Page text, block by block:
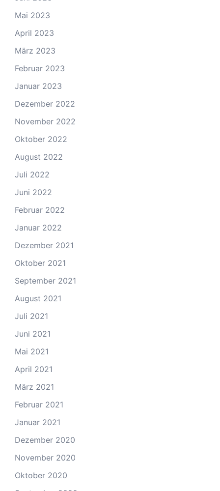
Mai 2023
April 2023
März 2023
Februar 2023
Januar 2023
Dezember 2022
November 2022
Oktober 2022
August 2022
Juli 2022
Juni 2022
Februar 2022
Januar 2022
Dezember 2021
Oktober 2021
September 2021
August 2021
Juli 2021
Juni 2021
Mai 2021
April 2021
März 2021
Februar 2021
Januar 2021
Dezember 2020
November 2020
Oktober 2020